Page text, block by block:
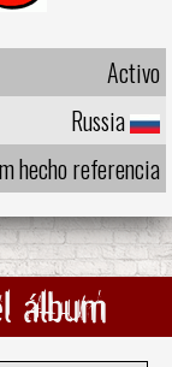
Activo
Russia
hecho referencia
álbum